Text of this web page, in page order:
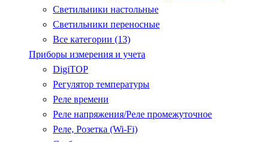
Светильники настольные
Светильники переносные
Все категории (13)
Приборы измерения и учета
DigiTOP
Регулятор температуры
Реле времени
Реле напряжения/Реле промежуточное
Реле, Розетка (Wi-Fi)